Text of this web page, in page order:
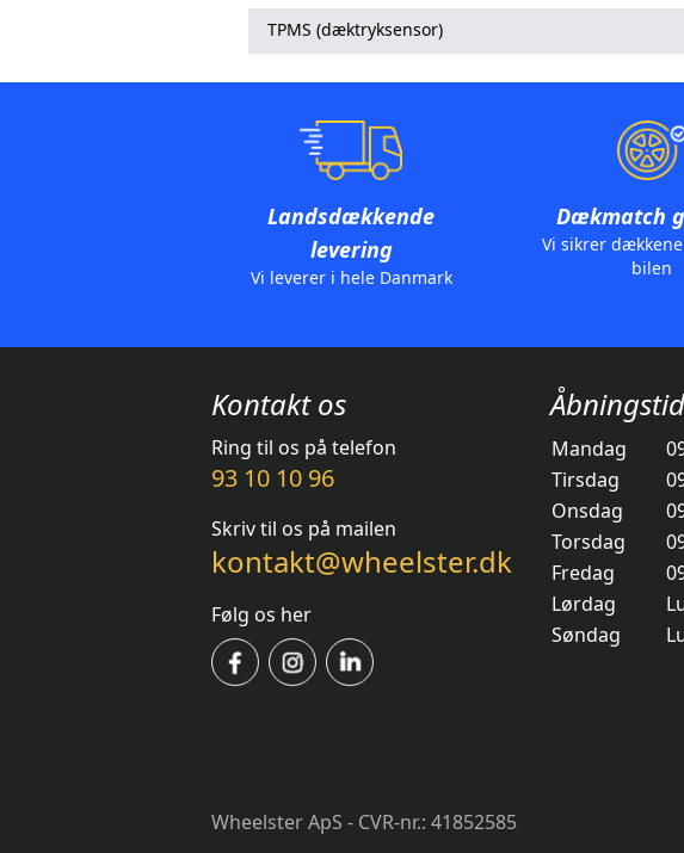
TPMS (dæktryksensor)
Landsdækkende
levering
Vi leverer i hele Danmark
Dækmatch
Vi sikrer
bilen
Kontakt os
Ring til os på telefon
93 10 10 96
Skriv til os på mailen
kontakt@wheelster.dk
Følg os her
Mandag
Tirsdag
Onsdag
Torsdag
Fredag
Lørdag
Søndag
Wheelster ApS - CVR-nr.: 41852585